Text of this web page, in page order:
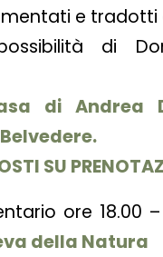
e tradotti
di
di Andrea
SU
ore 18.00
della Natura